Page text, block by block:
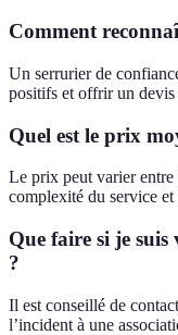
Comment
Un serrurier de
positifs et offrir un
Quel est le prix
Le prix peut varier entre
complexité du service
Que faire si je
?
Il est conseillé de
l’incident à une